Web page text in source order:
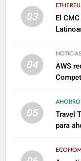
03
El
04
AWS
05
AHORRO
Travel
para